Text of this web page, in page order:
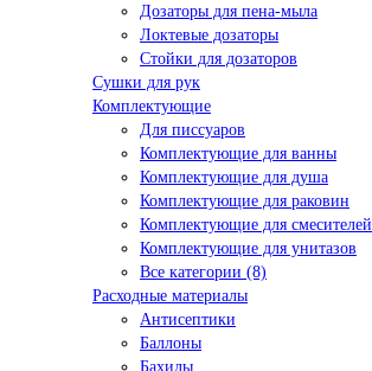
Дозаторы для пена-мыла
Локтевые дозаторы
Стойки для дозаторов
Сушки для рук
Комплектующие
Для писсуаров
Комплектующие для ванны
Комплектующие для душа
Комплектующие для раковин
Комплектующие для смесителей
Комплектующие для унитазов
Все категории (8)
Расходные материалы
Антисептики
Баллоны
Бахилы